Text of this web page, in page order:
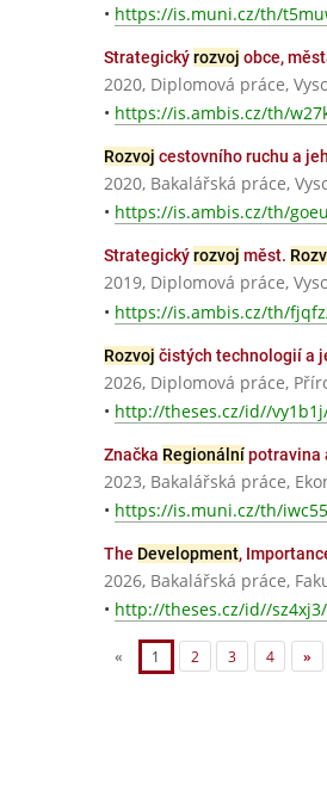
• https://is.muni.cz/th/
Strategickýrozvoj obce,
2020, Diplomová práce,
• https://is.ambis.cz/th/
Rozvoj cestovního ruchu a
2020, Bakalářská práce,
• https://is.ambis.cz/th/
Strategickýrozvoj měst.
2019, Diplomová práce,
• https://is.ambis.cz/th/
Rozvoj čistých technologií a
2026, Diplomová práce,
• http://theses.cz/id//
Značka Regionálnípotravina
2023, Bakalářská práce,
• https://is.muni.cz/th/
The Development,
2026, Bakalářská práce,
• http://theses.cz/id//
« 1 2 3 4 »